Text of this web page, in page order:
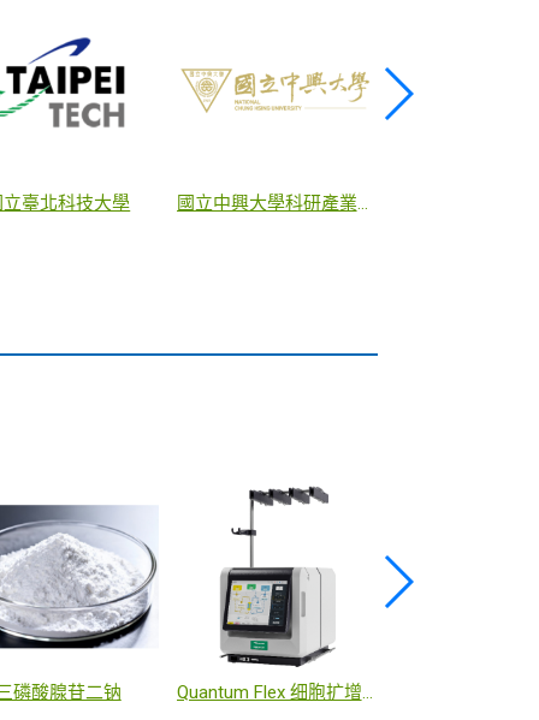
臺北市政府
早期失智症風險評估裝置